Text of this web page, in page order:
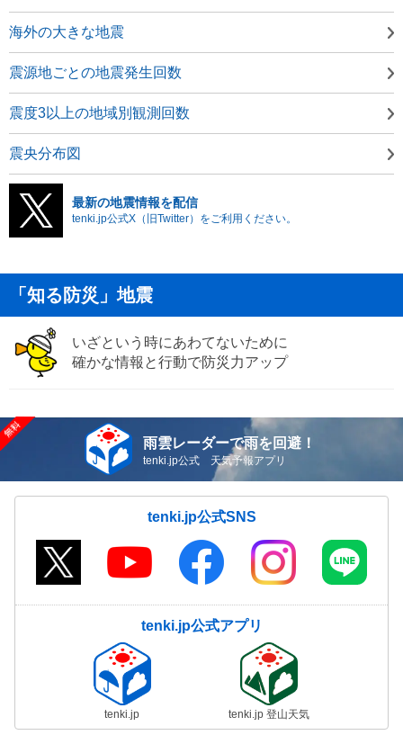
海外の大きな地震
震源地ごとの地震発生回数
震度3以上の地域別観測回数
震央分布図
最新の地震情報を配信
tenki.jp公式X（旧Twitter）をご利用ください。
「知る防災」地震
いざという時にあわてないために
確かな情報と行動で防災力アップ
雨雲レーダーで雨を回避！
tenki.jp公式 天気予報アプリ
tenki.jp公式SNS
tenki.jp公式アプリ
tenki.jp tenki.jp 登山天気